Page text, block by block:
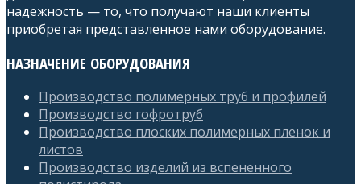
надежность — то, что получают наши клиенты
приобретая представленное нами оборудование.
НАЗНАЧЕНИЕ ОБОРУДОВАНИЯ
Производство полимерных труб и профилей
Производство гофротруб
Производство плоских полимерных пленок и
листов
Производство изделий из вспененного